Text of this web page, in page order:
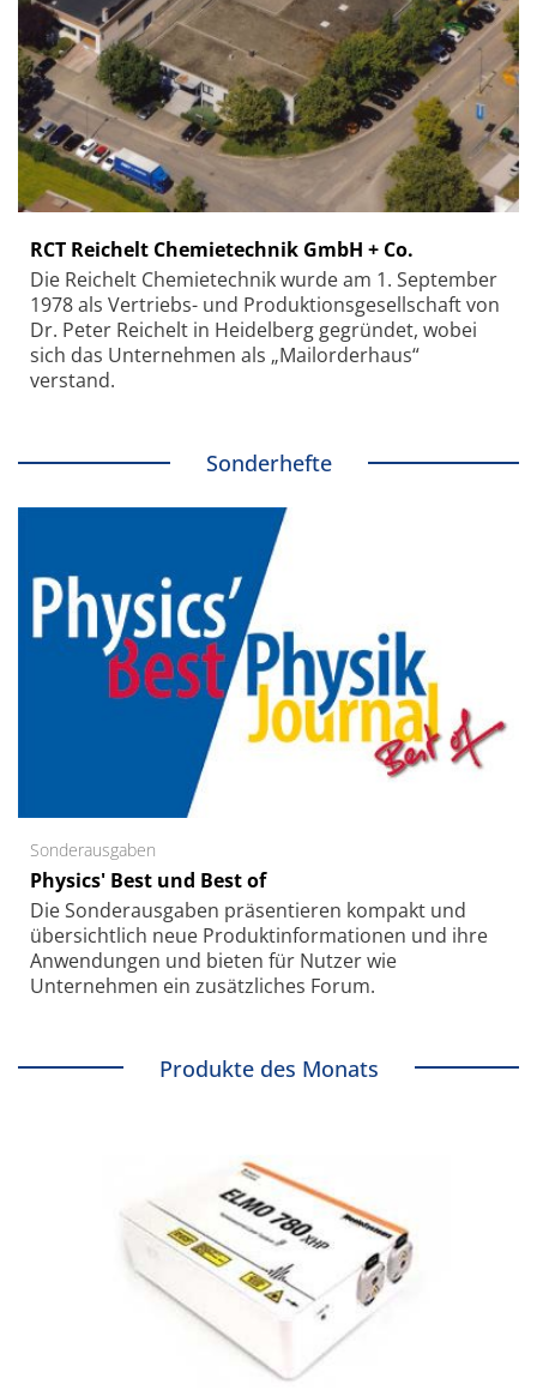
RCT Reichelt Chemietechnik GmbH + Co.
Die Reichelt Chemietechnik wurde am 1. September
1978 als Vertriebs- und Produktionsgesellschaft von
Dr. Peter Reichelt in Heidelberg gegründet, wobei
sich das Unternehmen als „Mailorderhaus“
verstand.
Sonderhefte
Sonderausgaben
Physics' Best und Best of
Die Sonder­ausgaben präsentieren kompakt und
übersichtlich neue Produkt­informationen und ihre
Anwendungen und bieten für Nutzer wie
Unternehmen ein zusätzliches Forum.
Produkte des Monats